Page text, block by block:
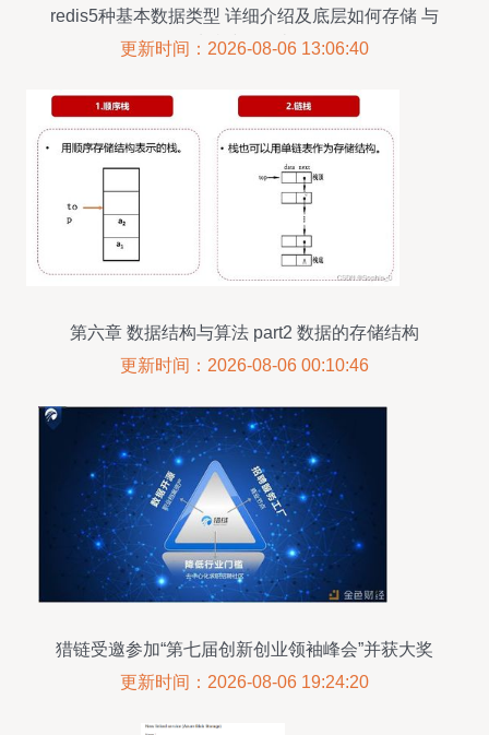
redis5种基本数据类型 详细介绍及底层如何存储 与
3种特殊数据类型
更新时间：2026-08-06 13:06:40
第六章 数据结构与算法 part2 数据的存储结构
更新时间：2026-08-06 00:10:46
猎链受邀参加“第七届创新创业领袖峰会”并获大奖
更新时间：2026-08-06 19:24:20